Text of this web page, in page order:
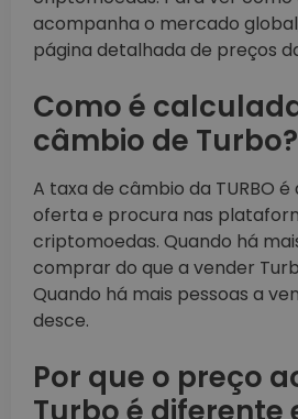
acompanha o mercado
página detalhada de preços
Como é
câmbio de Turbo?
A taxa de câmbio da TURBO
oferta e procura nas
criptomoedas. Quando há
comprar do que a vender
Quando há mais pessoas a
desce.
Por que o preço